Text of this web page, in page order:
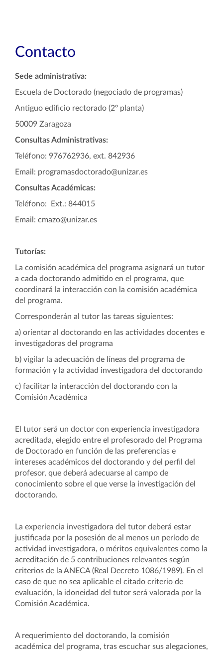
Contacto
Sede administrativa:
Escuela de Doctorado (negociado de programas)
Antiguo edificio rectorado (2º planta)
50009 Zaragoza
Consultas Administrativas:
Teléfono: 976762936, ext. 842936
Email: programasdoctorado@unizar.es
Consultas Académicas:
Teléfono: Ext.: 844015
Email: cmazo@unizar.es
Tutorías:
La comisión académica del programa asignará un tutor
a cada doctorando admitido en el programa, que
coordinará la interacción con la comisión académica
del programa.
Corresponderán al tutor las tareas siguientes:
a) orientar al doctorando en las actividades docentes e
investigadoras del programa
b) vigilar la adecuación de líneas del programa de
formación y la actividad investigadora del doctorando
c) facilitar la interacción del doctorando con la
Comisión Académica
El tutor será un doctor con experiencia investigadora
acreditada, elegido entre el profesorado del Programa
de Doctorado en función de las preferencias e
intereses académicos del doctorando y del perfil del
profesor, que deberá adecuarse al campo de
conocimiento sobre el que verse la investigación del
doctorando.
La experiencia investigadora del tutor deberá estar
justificada por la posesión de al menos un período de
actividad investigadora, o méritos equivalentes como la
acreditación de 5 contribuciones relevantes según
criterios de la ANECA (Real Decreto 1086/1989). En el
caso de que no sea aplicable el citado criterio de
evaluación, la idoneidad del tutor será valorada por la
Comisión Académica.
A requerimiento del doctorando, la comisión
académica del programa, tras escuchar sus alegaciones,